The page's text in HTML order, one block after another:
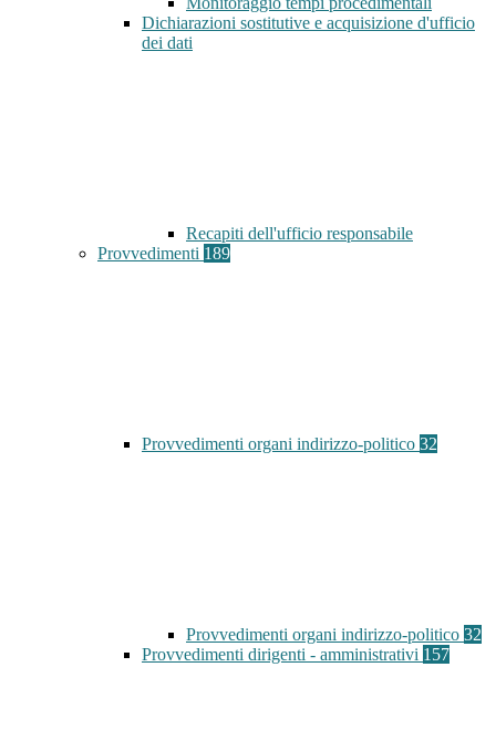
Dichiarazioni sostitutive e acquisizione d'ufficio
dei dati
Recapiti dell'ufficio responsabile
Provvedimenti 189
Provvedimenti organi indirizzo-politico 32
Provvedimenti organi indirizzo-politico 32
Provvedimenti dirigenti - amministrativi 157